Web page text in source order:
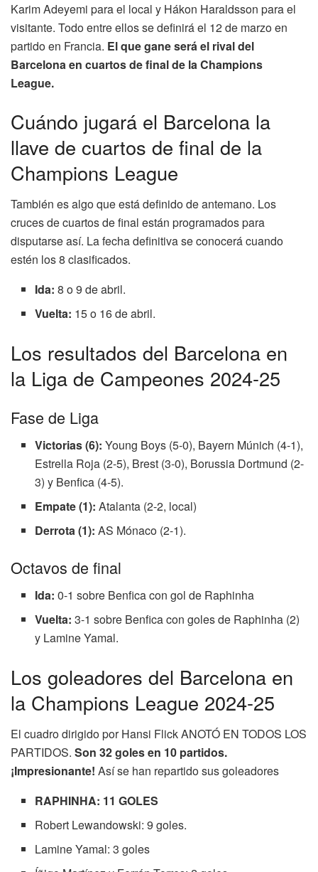
Karim Adeyemi para el local y Hákon Haraldsson para el
visitante. Todo entre ellos se definirá el 12 de marzo en
partido en Francia. El que gane será el rival del
Barcelona en cuartos de final de la Champions
League.
Cuándo jugará el Barcelona la
llave de cuartos de final de la
Champions League
También es algo que está definido de antemano. Los
cruces de cuartos de final están programados para
disputarse así. La fecha definitiva se conocerá cuando
estén los 8 clasificados.
Ida:8 o 9 de abril.
Vuelta: 15 o 16 de abril.
Los resultados del Barcelona en
la Liga de Campeones 2024-25
Fase de Liga
Victorias (6): Young Boys (5-0), Bayern Múnich (4-1),
Estrella Roja (2-5), Brest (3-0), Borussia Dortmund (2-
3) y Benfica (4-5).
Empate (1): Atalanta (2-2, local)
Derrota (1): AS Mónaco (2-1).
Octavos de final
Ida: 0-1 sobre Benfica con gol de Raphinha
Vuelta: 3-1 sobre Benfica con goles de Raphinha (2)
y Lamine Yamal.
Los goleadores del Barcelona en
la Champions League 2024-25
El cuadro dirigido por Hansi Flick ANOTÓ EN TODOS LOS
PARTIDOS. Son 32 goles en 10 partidos.
¡Impresionante! Así se han repartido sus goleadores
RAPHINHA: 11 GOLES
Robert Lewandowski: 9 goles.
Lamine Yamal: 3 goles